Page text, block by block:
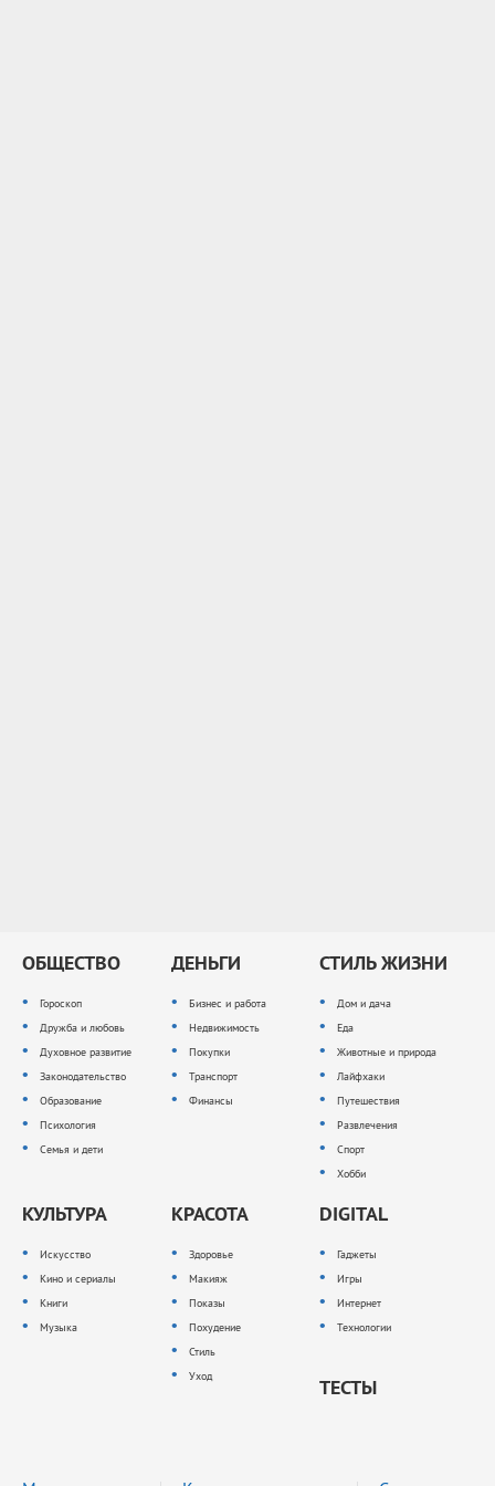
ОБЩЕСТВО
Гороскоп
Дружба и любовь
Духовное развитие
Законодательство
Образование
Психология
Семья и дети
ДЕНЬГИ
Бизнес и работа
Недвижимость
Покупки
Транспорт
Финансы
СТИЛЬ ЖИЗНИ
Дом и дача
Еда
Животные и природа
Лайфхаки
Путешествия
Развлечения
Спорт
Хобби
КУЛЬТУРА
Искусство
Кино и сериалы
Книги
Музыка
КРАСОТА
Здоровье
Макияж
Показы
Похудение
Стиль
Уход
DIGITAL
Гаджеты
Игры
Интернет
Технологии
ТЕСТЫ